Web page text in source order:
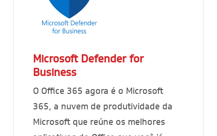
Microsoft Defender for
Business
O Office 365 agora é o Microsoft
365, a nuvem de produtividade da
Microsoft que reúne os melhores